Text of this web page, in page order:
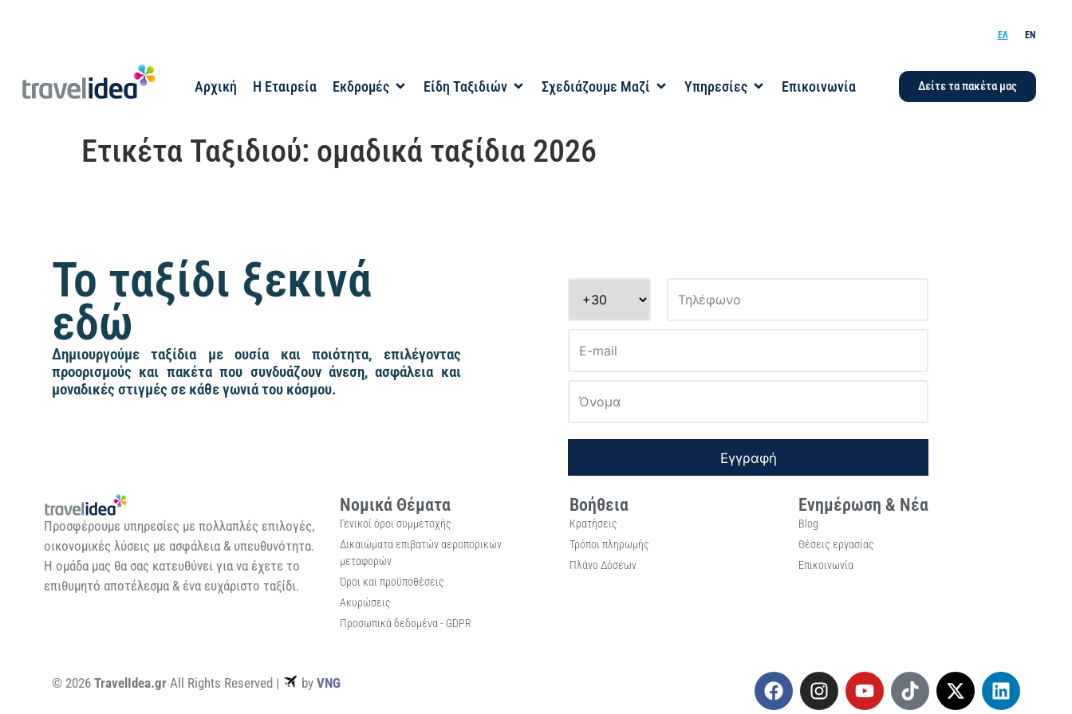
ΕΛ EN
Αρχική Η Εταιρεία Εκδρομές Είδη Ταξιδιών Σχεδιάζουμε Μαζί Υπηρεσίες Επικοινωνία Δείτε τα πακέτα μας
Ετικέτα Ταξιδιού: ομαδικά ταξίδια 2026
Το ταξίδι ξεκινά
εδώ
Δημιουργούμε ταξίδια με ουσία και ποιότητα, επιλέγοντας
προορισμούς και πακέτα που συνδυάζουν άνεση, ασφάλεια και
μοναδικές στιγμές σε κάθε γωνιά του κόσμου.
Εγγραφή
Προσφέρουμε υπηρεσίες με πολλαπλές επιλογές,
οικονομικές λύσεις με ασφάλεια & υπευθυνότητα.
Η ομάδα μας θα σας κατευθύνει για να έχετε το
επιθυμητό αποτέλεσμα & ένα ευχάριστο ταξίδι.
Νομικά Θέματα
Γενικοί όροι συμμετοχής
Δικαιώματα επιβατών αεροπορικών
μεταφορών
Όροι και προϋποθέσεις
Ακυρώσεις
Προσωπικά δεδομένα - GDPR
Βοήθεια
Κρατήσεις
Τρόποι πληρωμής
Πλάνο Δόσεων
Ενημέρωση & Νέα
Blog
Θέσεις εργασίας
Επικοινωνία
© 2026 TravelIdea.gr All Rights Reserved | by VNG